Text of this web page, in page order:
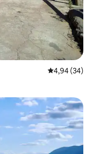
Gemiddelde
4,94 (34)